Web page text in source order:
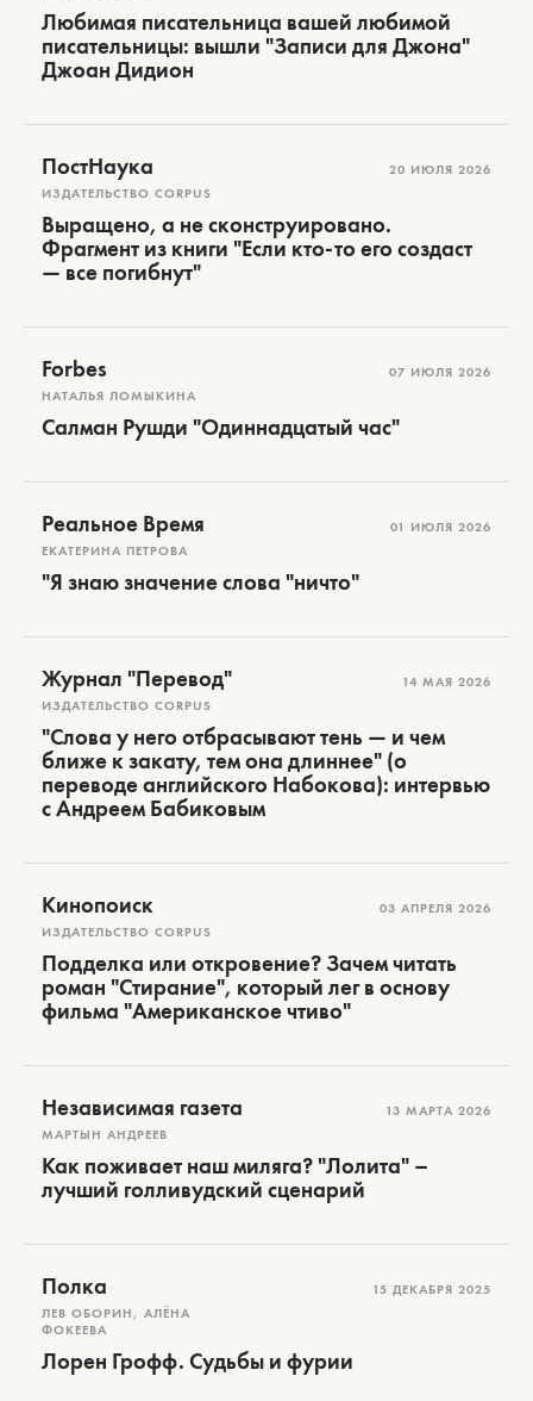
Любимая писательница вашей любимой
писательницы: вышли "Записи для Джона"
Джоан Дидион
ПостНаука
ИЗДАТЕЛЬСТВО CORPUS
20 ИЮЛЯ 2026
Выращено, а не сконструировано.
Фрагмент из книги "Если кто-то его создаст
— все погибнут"
Forbes
НАТАЛЬЯ ЛОМЫКИНА
07 ИЮЛЯ 2026
Салман Рушди "Одиннадцатый час"
Реальное Время
ЕКАТЕРИНА ПЕТРОВА
01 ИЮЛЯ 2026
"Я знаю значение слова "ничто"
Журнал "Перевод"
ИЗДАТЕЛЬСТВО CORPUS
14 МАЯ 2026
"Слова у него отбрасывают тень — и чем
ближе к закату, тем она длиннее" (о
переводе английского Набокова): интервью
с Андреем Бабиковым
Кинопоиск
ИЗДАТЕЛЬСТВО CORPUS
03 АПРЕЛЯ 2026
Подделка или откровение? Зачем читать
роман "Стирание", который лег в основу
фильма "Американское чтиво"
Независимая газета
МАРТЫН АНДРЕЕВ
13 МАРТА 2026
Как поживает наш миляга? "Лолита" –
лучший голливудский сценарий
Полка
ЛЕВ ОБОРИН, АЛЁНА
ФОКЕЕВА
15 ДЕКАБРЯ 2025
Лорен Грофф. Судьбы и фурии